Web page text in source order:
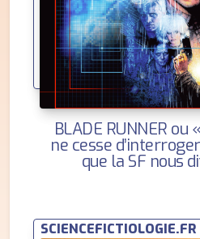
BLADE RUNNER
ne cesse
que la SF nous
SCIENCEFICTIOLOGIE.FR